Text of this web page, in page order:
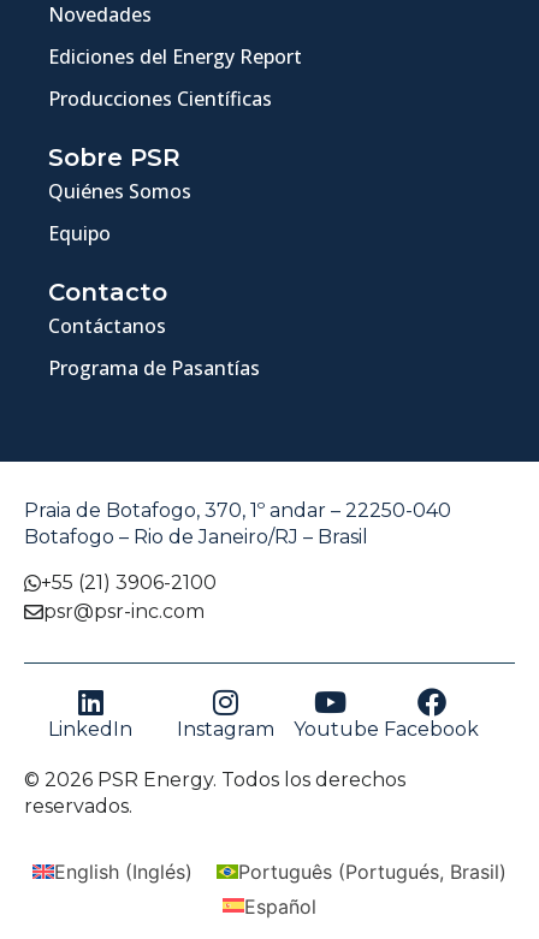
Novedades
Ediciones del Energy Report
Producciones Científicas
Sobre PSR
Quiénes Somos
Equipo
Contacto
Contáctanos
Programa de Pasantías
Praia de Botafogo, 370, 1º andar – 22250-040
Botafogo – Rio de Janeiro/RJ – Brasil
+55 (21) 3906-2100
psr@psr-inc.com
LinkedIn Instagram Youtube Facebook
© 2026 PSR Energy. Todos los derechos
reservados.
English (Inglés) Português (Portugués, Brasil)
Español